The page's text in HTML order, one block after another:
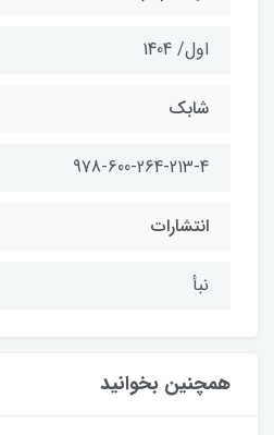
اول/ 1404
شابك
978-600-264-213-4
انتشارات
نبأ
همچنین بخوانید